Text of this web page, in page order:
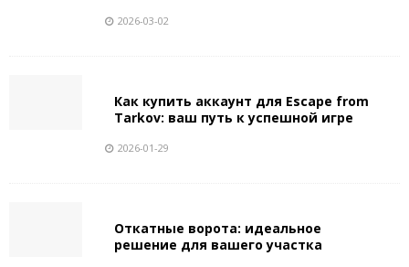
2026-03-02
Как купить аккаунт для Escape from
Tarkov: ваш путь к успешной игре
2026-01-29
Откатные ворота: идеальное
решение для вашего участка